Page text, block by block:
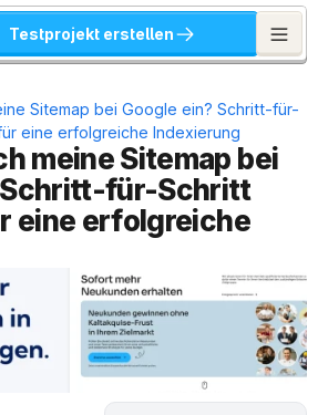
Testprojekt erstellen
Sitemap bei Google ein? Schritt-für-
eine erfolgreiche Indexierung
meine Sitemap bei
Schritt-für-Schritt
eine erfolgreiche